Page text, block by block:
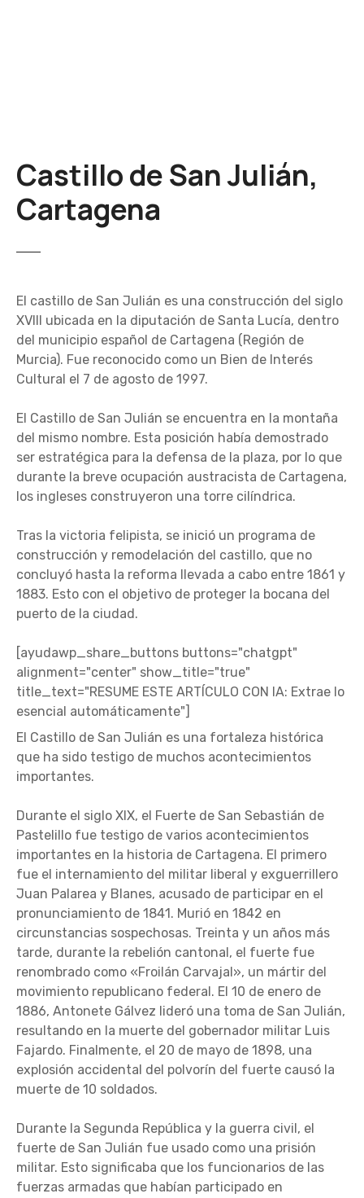
Castillo de San Julián,
Cartagena
El castillo de San Julián es una construcción del siglo
XVIII ubicada en la diputación de Santa Lucía, dentro
del municipio español de Cartagena (Región de
Murcia). Fue reconocido como un Bien de Interés
Cultural el 7 de agosto de 1997.
El Castillo de San Julián se encuentra en la montaña
del mismo nombre. Esta posición había demostrado
ser estratégica para la defensa de la plaza, por lo que
durante la breve ocupación austracista de Cartagena,
los ingleses construyeron una torre cilíndrica.
Tras la victoria felipista, se inició un programa de
construcción y remodelación del castillo, que no
concluyó hasta la reforma llevada a cabo entre 1861 y
1883. Esto con el objetivo de proteger la bocana del
puerto de la ciudad.
[ayudawp_share_buttons buttons="chatgpt"
alignment="center" show_title="true"
title_text="RESUME ESTE ARTÍCULO CON IA: Extrae lo
esencial automáticamente"]
El Castillo de San Julián es una fortaleza histórica
que ha sido testigo de muchos acontecimientos
importantes.
Durante el siglo XIX, el Fuerte de San Sebastián de
Pastelillo fue testigo de varios acontecimientos
importantes en la historia de Cartagena. El primero
fue el internamiento del militar liberal y exguerrillero
Juan Palarea y Blanes, acusado de participar en el
pronunciamiento de 1841. Murió en 1842 en
circunstancias sospechosas. Treinta y un años más
tarde, durante la rebelión cantonal, el fuerte fue
renombrado como «Froilán Carvajal», un mártir del
movimiento republicano federal. El 10 de enero de
1886, Antonete Gálvez lideró una toma de San Julián,
resultando en la muerte del gobernador militar Luis
Fajardo. Finalmente, el 20 de mayo de 1898, una
explosión accidental del polvorín del fuerte causó la
muerte de 10 soldados.
Durante la Segunda República y la guerra civil, el
fuerte de San Julián fue usado como una prisión
militar. Esto significaba que los funcionarios de las
fuerzas armadas que habían participado en